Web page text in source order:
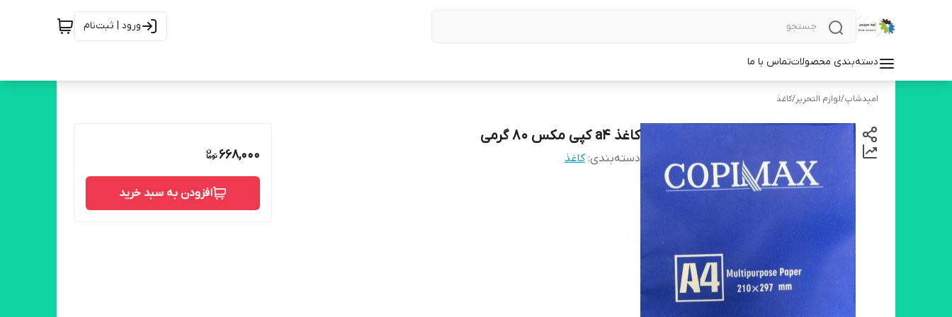
ورود | ثبت‌نام
دسته‌بندی محصولاتتماس با ما
امیدشاپ/لوازم التحریر/کاغذ
کاغذ a4 کپی مکس 80 گرمی
دسته‌بندی:کاغذ 668,000
افزودن به سبد خرید